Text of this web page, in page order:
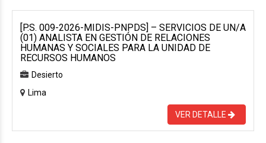
[P.S. 009-2026-MIDIS-PNPDS] – SERVICIOS DE UN/A
(01) ANALISTA EN GESTIÓN DE RELACIONES
HUMANAS Y SOCIALES PARA LA UNIDAD DE
RECURSOS HUMANOS
Desierto
Lima
VER DETALLE